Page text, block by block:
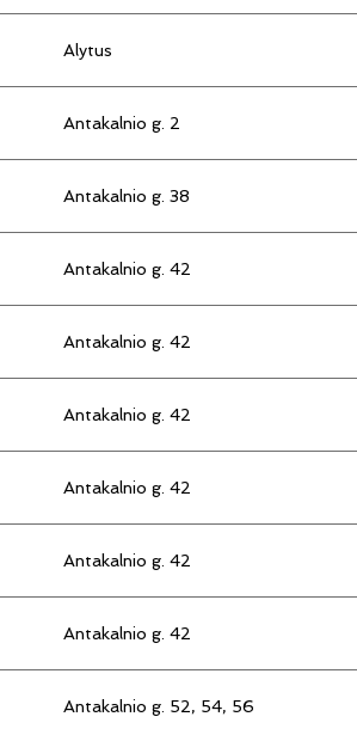
Alytus
Antakalnio g. 2
Antakalnio g. 38
Antakalnio g. 42
Antakalnio g. 42
Antakalnio g. 42
Antakalnio g. 42
Antakalnio g. 42
Antakalnio g. 42
Antakalnio g. 52, 54, 56